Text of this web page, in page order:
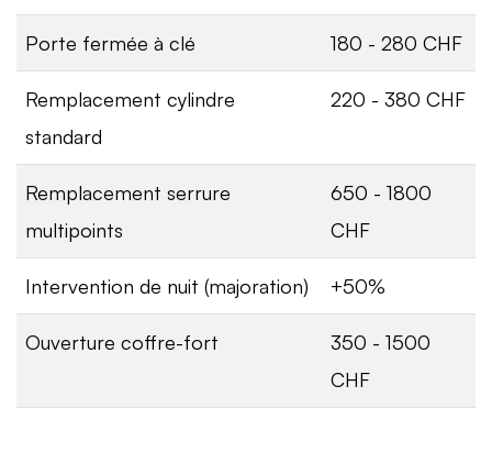
Porte fermée à clé 180 - 280 CHF
Remplacement cylindre
standard
220 - 380 CHF
Remplacement serrure
multipoints
650 - 1800
CHF
Intervention de nuit (majoration) +50%
Ouverture coffre-fort
350 - 1500
CHF